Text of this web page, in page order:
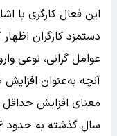
دستمزد کارگران
عوامل گرانی، نوعی
سال گذشته به حدود ۱۶ میلیون تومان در سال جاری است.